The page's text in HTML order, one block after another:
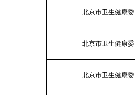
北京市卫生健康委
北京市卫生健康委
北京市卫生健康委